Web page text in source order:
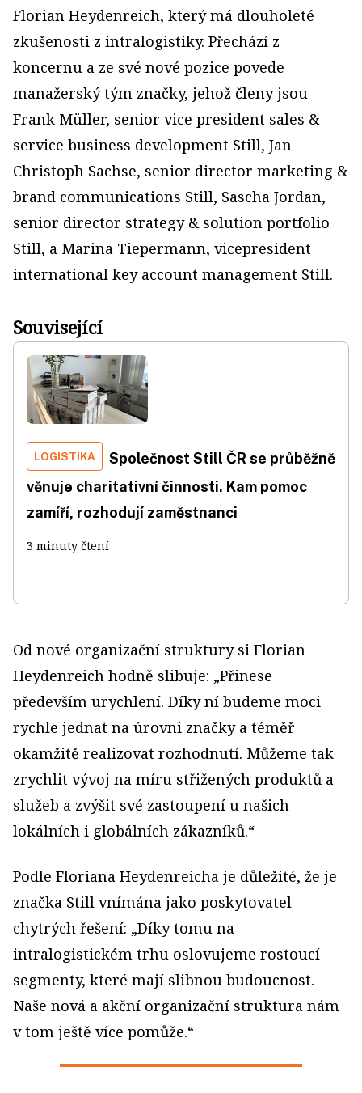
Florian Heydenreich, který má dlouholeté
zkušenosti z intralogistiky. Přechází z
koncernu a ze své nové pozice povede
manažerský tým značky, jehož členy jsou
Frank Müller, senior vice president sales &
service business development Still, Jan
Christoph Sachse, senior director marketing &
brand communications Still, Sascha Jordan,
senior director strategy & solution portfolio
Still, a Marina Tiepermann, vicepresident
international key account management Still.
Související
LOGISTIKA
Společnost Still ČR se průběžně
věnuje charitativní činnosti. Kam pomoc
zamíří, rozhodují zaměstnanci
3 minuty čtení
Od nové organizační struktury si Florian
Heydenreich hodně slibuje: „Přinese
především urychlení. Díky ní budeme moci
rychle jednat na úrovni značky a téměř
okamžitě realizovat rozhodnutí. Můžeme tak
zrychlit vývoj na míru střižených produktů a
služeb a zvýšit své zastoupení u našich
lokálních i globálních zákazníků.“
Podle Floriana Heydenreicha je důležité, že je
značka Still vnímána jako poskytovatel
chytrých řešení: „Díky tomu na
intralogistickém trhu oslovujeme rostoucí
segmenty, které mají slibnou budoucnost.
Naše nová a akční organizační struktura nám
v tom ještě více pomůže.“